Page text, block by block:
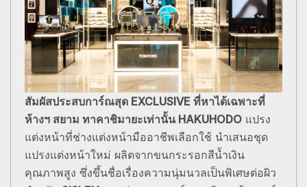
สัมผัสประสบการ์ณสุด EXCLUSIVE ที่หาได้เฉพาะที่
ห้างฯ สยาม ทาคาชิมายะเท่านั้น HAKUHODO แปรง
แต่งหน้าที่ช่างแต่งหน้ามืออาชีพเลือกใช้ นำเสนอชุด
แปรงแต่งหน้าใหม่ ผลิตจากขนกระรอกสีน้ำเงิน
คุณภาพสูง ซึ่งขึ้นชื่อเรื่องความนุ่มนวลเป็นพิเศษต่อผิว